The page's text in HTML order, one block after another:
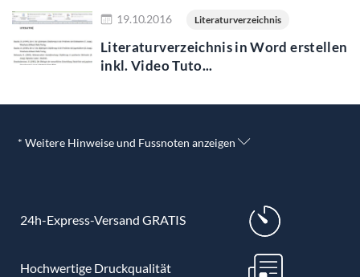
Jetzt lesen
19.10.2016 Literaturverzeichnis
Literaturverzeichnis in Word erstellen
inkl. Video Tuto...
* Weitere Hinweise und Fussnoten anzeigen
24h-Express-Versand GRATIS
Hochwertige Druckqualität